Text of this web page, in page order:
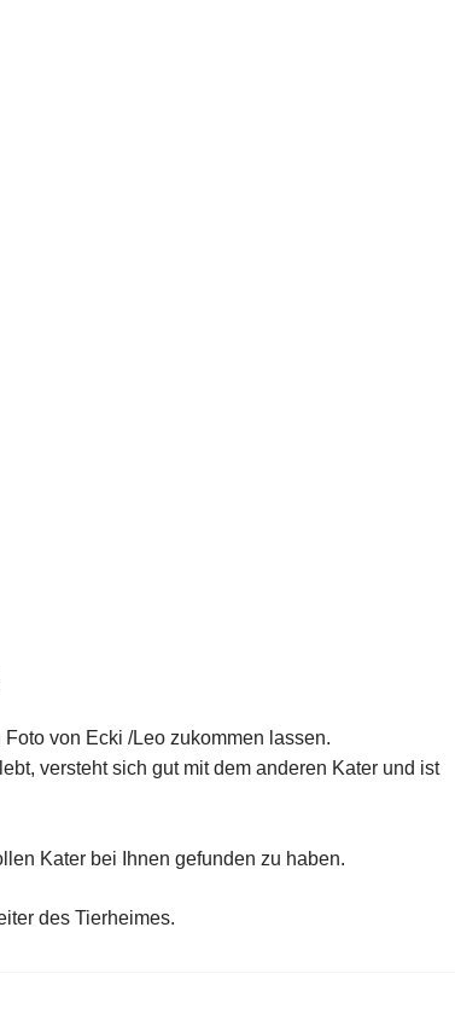
von Ecki /Leo zukommen lassen.
versteht sich gut mit dem anderen Kater und ist
Kater bei Ihnen gefunden zu haben.
des Tierheimes.